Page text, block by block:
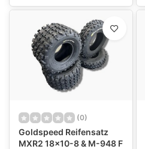
(0)
Goldspeed Reifensatz
MXR2 18x10-8 & M-948 F